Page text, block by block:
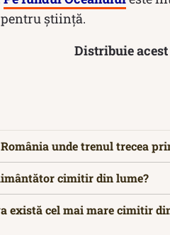
știință.
Distribuie
România unde trenul trecea
cimitir din lume?
există cel mai mare cimitir